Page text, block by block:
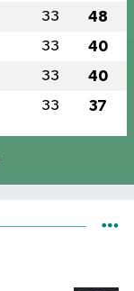
33 48
33 40
33 40
33 37